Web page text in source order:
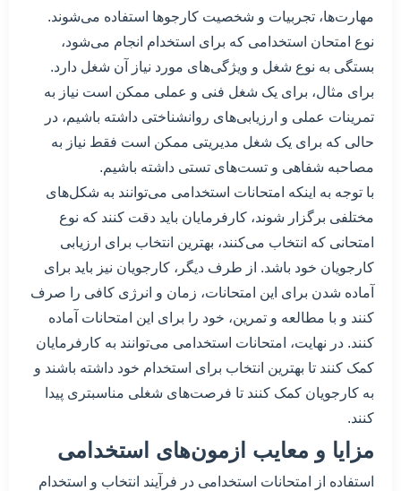
مهارت‌ها، تجربیات و شخصیت کارجوها استفاده می‌شوند.
نوع امتحان استخدامی که برای استخدام انجام می‌شود،
بستگی به نوع شغل و ویژگی‌های مورد نیاز آن شغل دارد.
برای مثال، برای یک شغل فنی و عملی ممکن است نیاز به
تمرینات عملی و ارزیابی‌های روانشناختی داشته باشیم، در
حالی که برای یک شغل مدیریتی ممکن است فقط نیاز به
مصاحبه شفاهی و تست‌های تستی داشته باشیم.
با توجه به اینکه امتحانات استخدامی می‌توانند به شکل‌های
مختلفی برگزار شوند، کارفرمایان باید دقت کنند که نوع
امتحانی که انتخاب می‌کنند، بهترین انتخاب برای ارزیابی
کارجویان خود باشد. از طرف دیگر، کارجویان نیز باید برای
آماده شدن برای این امتحانات، زمان و انرژی کافی را صرف
کنند و با مطالعه و تمرین، خود را برای این امتحانات آماده
کنند. در نهایت، امتحانات استخدامی می‌توانند به کارفرمایان
کمک کنند تا بهترین انتخاب برای استخدام خود داشته باشند و
به کارجویان کمک کنند تا فرصت‌های شغلی مناسبتری پیدا
کنند.
مزایا و معایب ازمون‌های استخدامی
استفاده از امتحانات استخدامی در فرآیند انتخاب و استخدام